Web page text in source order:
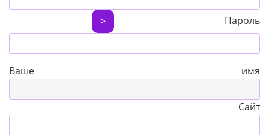
> Пароль
Ваше имя
Сайт